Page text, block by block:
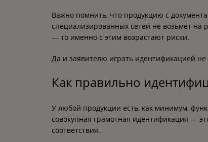
Важно помнить, что продукцию с
специализированных сетей не возьмёт на
— то именно с этим возрастают риски.
Да и заявителю играть идентификацией
Как правильно
У любой продукции есть, как минимум,
совокупная грамотная идентификация —
соответствия.